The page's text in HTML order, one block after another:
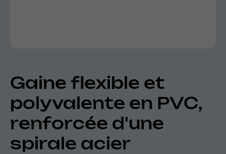
Gaine flexible et
polyvalente en PVC,
renforcée d'une
spirale acier